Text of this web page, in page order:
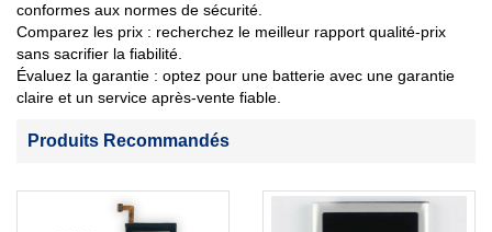
conformes aux normes de sécurité.
Comparez les prix : recherchez le meilleur rapport qualité-prix
sans sacrifier la fiabilité.
Évaluez la garantie : optez pour une batterie avec une garantie
claire et un service après-vente fiable.
Produits Recommandés